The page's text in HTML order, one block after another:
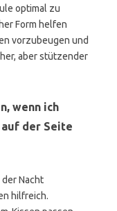
optimal zu
Form helfen
vorzubeugen und
aber stützender
wenn ich
auf der Seite
Nacht
hilfreich.